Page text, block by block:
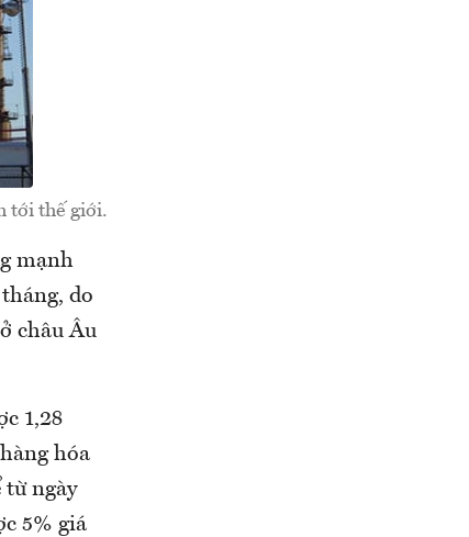
tới thế giới.
mạnh
do
châu Âu
1,28
hóa
từ ngày
5% giá